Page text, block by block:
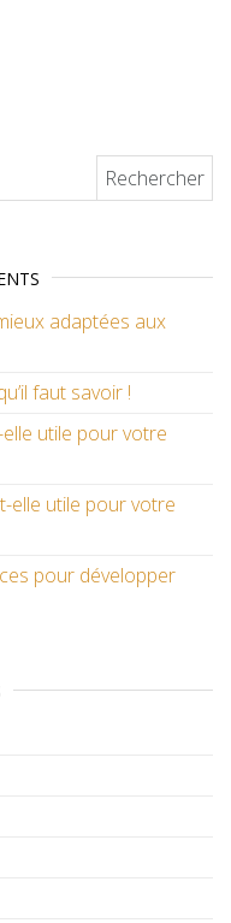
adaptées aux
faut savoir !
utile pour votre
elle utile pour votre
pour développer